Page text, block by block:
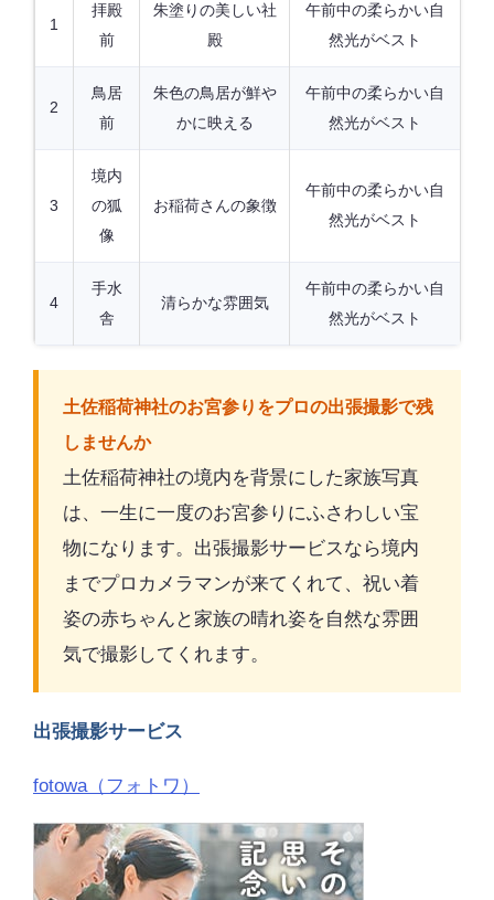
1
拝殿
前
朱塗りの美しい社
殿
午前中の柔らかい自
然光がベスト
2
鳥居
前
朱色の鳥居が鮮や
かに映える
午前中の柔らかい自
然光がベスト
3
境内
の狐
像
お稲荷さんの象徴
午前中の柔らかい自
然光がベスト
4
手水
舎
清らかな雰囲気
午前中の柔らかい自
然光がベスト
土佐稲荷神社のお宮参りをプロの出張撮影で残
しませんか
土佐稲荷神社の境内を背景にした家族写真
は、一生に一度のお宮参りにふさわしい宝
物になります。出張撮影サービスなら境内
までプロカメラマンが来てくれて、祝い着
姿の赤ちゃんと家族の晴れ姿を自然な雰囲
気で撮影してくれます。
出張撮影サービス
fotowa（フォトワ）